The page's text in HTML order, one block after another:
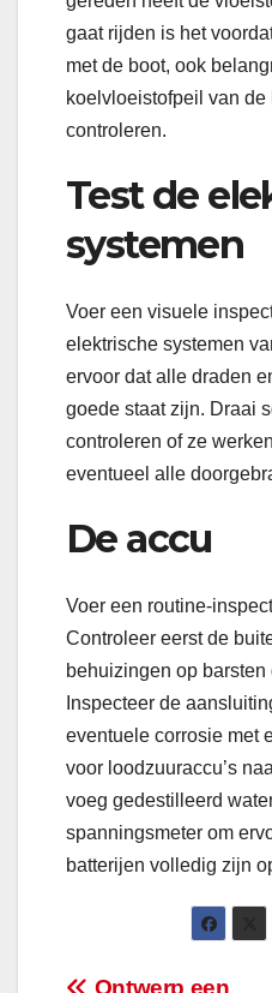
gaat rijden is het
met de boot, ook
koelvloeistofpeil van de
controleren.
Test de
systemen
Voer een visuele
elektrische systemen
ervoor dat alle draden
goede staat zijn. Draai
controleren of ze
eventueel alle
De accu
Voer een routine-
Controleer eerst de
behuizingen op
Inspecteer de
eventuele corrosie met
voor loodzuuraccu’s
voeg gedestilleerd
spanningsmeter om
batterijen volledig zijn